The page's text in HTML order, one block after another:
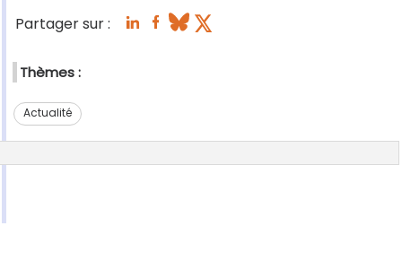
Partager sur :
Thèmes :
Actualité